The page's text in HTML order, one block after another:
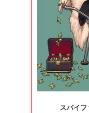
スパイ